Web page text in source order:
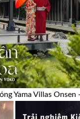
Yama Villas Onsen